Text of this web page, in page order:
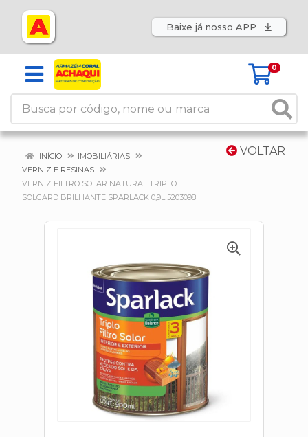
Baixe já nosso APP
0
VOLTAR
INÍCIO
IMOBILIÁRIAS
VERNIZ E RESINAS
VERNIZ FILTRO SOLAR NATURAL TRIPLO
SOLGARD BRILHANTE SPARLACK 0,9L 5203098